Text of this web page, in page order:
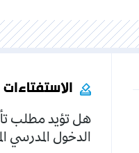
الاستفتاءات
هل تؤيد مطلب
الدخول المدرسي